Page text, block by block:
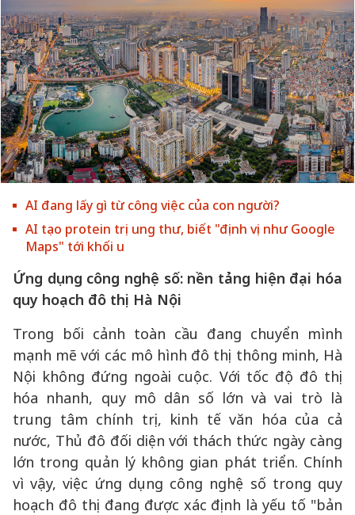
AI đang lấy gì từ công việc của con người?
AI tạo protein trị ung thư, biết "định vị như Google
Maps" tới khối u
Ứng dụng công nghệ số: nền tảng hiện đại hóa
quy hoạch đô thị Hà Nội
Trong bối cảnh toàn cầu đang chuyển mình
mạnh mẽ với các mô hình đô thị thông minh, Hà
Nội không đứng ngoài cuộc. Với tốc độ đô thị
hóa nhanh, quy mô dân số lớn và vai trò là
trung tâm chính trị, kinh tế văn hóa của cả
nước, Thủ đô đối diện với thách thức ngày càng
lớn trong quản lý không gian phát triển. Chính
vì vậy, việc ứng dụng công nghệ số trong quy
hoạch đô thị đang được xác định là yếu tố "bản